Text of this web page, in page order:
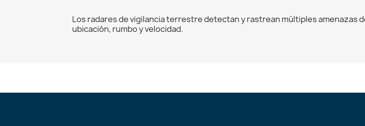
Los radares de vigilancia terrestre detectan y rastrean múltiples amenazas
ubicación, rumbo y velocidad.